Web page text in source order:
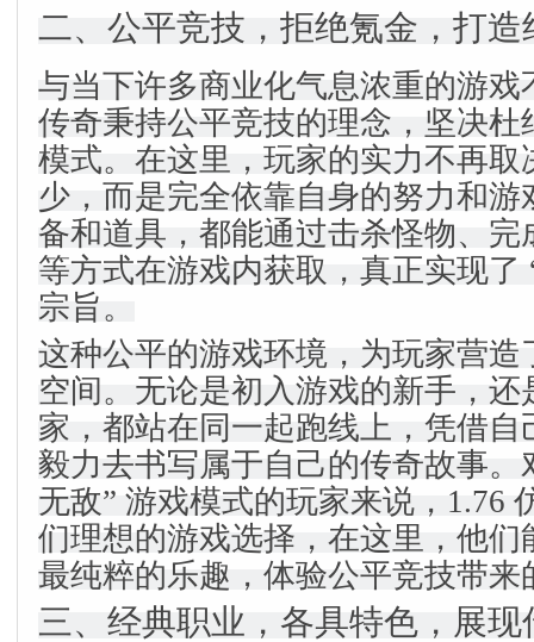
二、公平竞技，拒绝氪金，打造
与当下许多商业化气息浓重的游戏
传奇秉持公平竞技的理念，坚决杜
模式。在这里，玩家的实力不再取
少，而是完全依靠自身的努力和游
备和道具，都能通过击杀怪物、完
等方式在游戏内获取，真正实现了
宗旨。
这种公平的游戏环境，为玩家营造
空间。无论是初入游戏的新手，
家，都站在同一起跑线上，凭借自
毅力去书写属于自己的传奇故事。
无敌” 游戏模式的玩家来说，1.76
们理想的游戏选择，在这里，他们
最纯粹的乐趣，体验公平竞技带来
三、经典职业，各具特色，展现